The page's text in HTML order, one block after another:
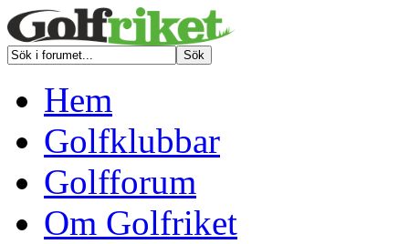
Hem
Golfklubbar
Golfforum
Om Golfriket